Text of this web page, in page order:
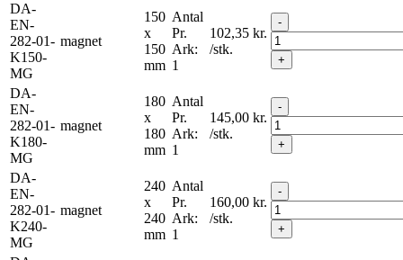
DA-
EN-
282-01-
K150-
MG
magnet
150
x
150
mm
Antal
Pr.
Ark:
1
102,35 kr.
/stk.
-
+
DA-
EN-
282-01-
K180-
MG
magnet
180
x
180
mm
Antal
Pr.
Ark:
1
145,00 kr.
/stk.
-
+
DA-
EN-
282-01-
K240-
MG
magnet
240
x
240
mm
Antal
Pr.
Ark:
1
160,00 kr.
/stk.
-
+